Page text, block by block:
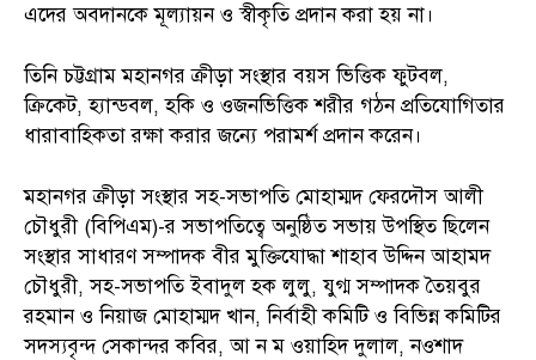
এদের অবদানকে মূল্যায়ন ও স্বীকৃতি প্রদান করা হয় না।
তিনি চট্টগ্রাম মহানগর ক্রীড়া সংস্থার বয়স ভিত্তিক ফুটবল,
ক্রিকেট, হ্যান্ডবল, হকি ও ওজনভিত্তিক শরীর গঠন প্রতিযোগিতার
ধারাবাহিকতা রক্ষা করার জন্যে পরামর্শ প্রদান করেন।
মহানগর ক্রীড়া সংস্থার সহ-সভাপতি মোহাম্মদ ফেরদৌস আলী
চৌধুরী (বিপিএম)-র সভাপতিত্বে অনুষ্ঠিত সভায় উপস্থিত ছিলেন
সংস্থার সাধারণ সম্পাদক বীর মুক্তিযোদ্ধা শাহাব উদ্দিন আহামদ
চৌধুরী, সহ-সভাপতি ইবাদুল হক লুলু, যুগ্ম সম্পাদক তৈয়বুর
রহমান ও নিয়াজ মোহাম্মদ খান, নির্বাহী কমিটি ও বিভিন্ন কমিটির
সদস্যবৃন্দ সেকান্দর কবির, আ ন ম ওয়াহিদ দুলাল, নওশাদ